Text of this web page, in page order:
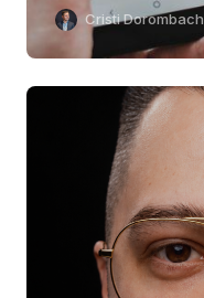
Cristi Dorombach